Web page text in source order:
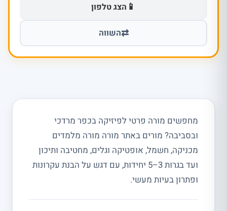
📱 הצג טלפון
⇄השווה
מחפשים מורה פרטי לפיזיקה בכפר מרדכי
ובסביבה? מורים באתר מורה מורה מלמדים
מכניקה, חשמל, אופטיקה וגלים, מחטיבה ותיכון
ועד בגרות 3–5 יחידות, עם דגש על הבנת עקרונות
ופתרון בעיות מעשי.